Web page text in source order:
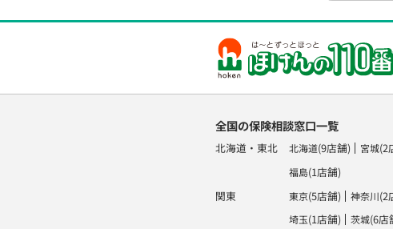
全国の保険相談窓口一覧
北海道・東北 北海道(9店舗) 宮城(2
福島(1店舗)
関東
東京(5店舗) 神奈川(2
埼玉(1店舗) 茨城(6店